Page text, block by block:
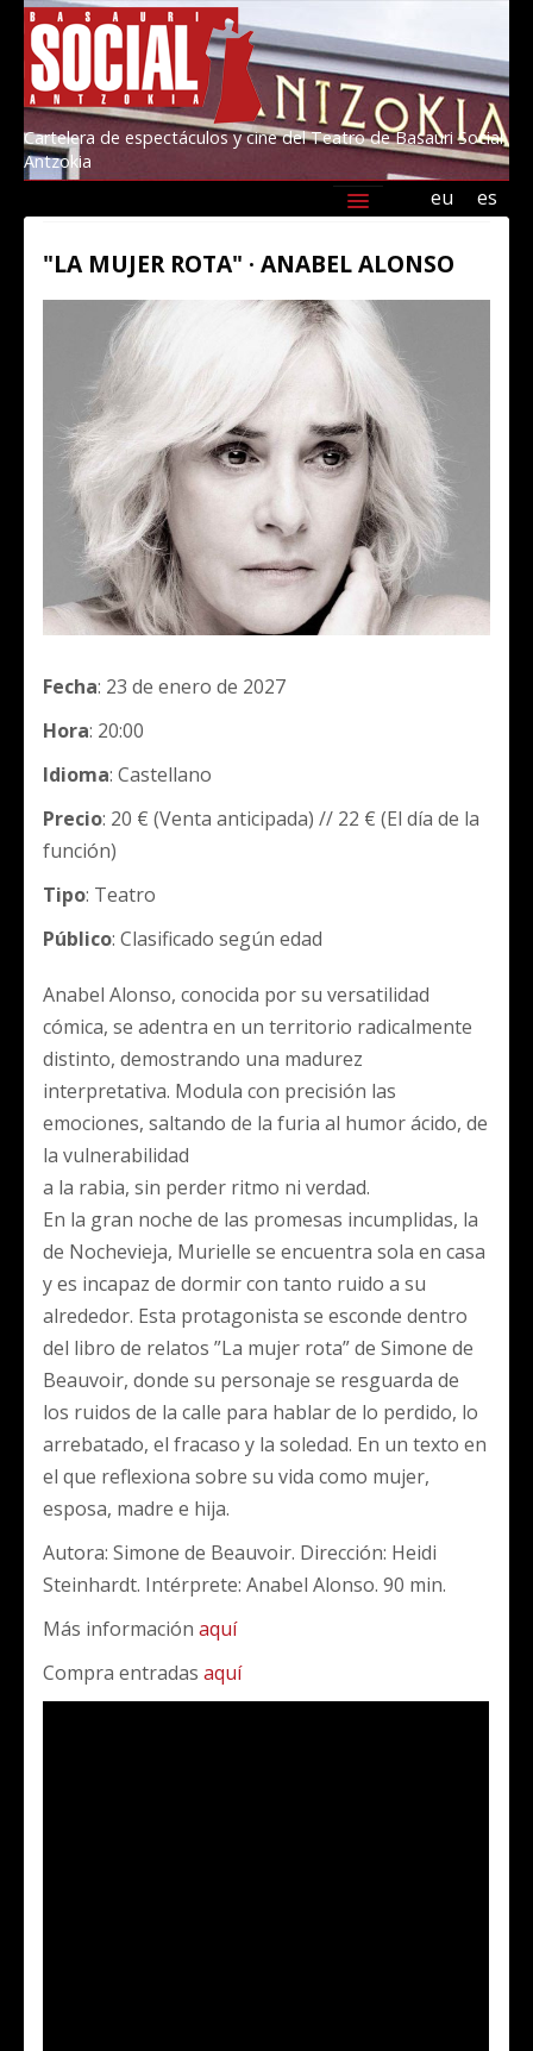
Cartelera de espectáculos y cine del Teatro de Basauri Social
Antzokia
es
eu
Amigos/as del Social 2026
"LA MUJER ROTA" · ANABEL ALONSO
Fecha: 23 de enero de 2027
Hora: 20:00
Idioma: Castellano
Precio: 20 € (Venta anticipada) // 22 € (El día de la
función)
Tipo: Teatro
Público: Clasificado según edad
Anabel Alonso, conocida por su versatilidad
cómica, se adentra en un territorio radicalmente
distinto, demostrando una madurez
interpretativa. Modula con precisión las
emociones, saltando de la furia al humor ácido, de
la vulnerabilidad
a la rabia, sin perder ritmo ni verdad.
En la gran noche de las promesas incumplidas, la
de Nochevieja, Murielle se encuentra sola en casa
y es incapaz de dormir con tanto ruido a su
alrededor. Esta protagonista se esconde dentro
del libro de relatos ”La mujer rota” de Simone de
Beauvoir, donde su personaje se resguarda de
los ruidos de la calle para hablar de lo perdido, lo
arrebatado, el fracaso y la soledad. En un texto en
el que reflexiona sobre su vida como mujer,
esposa, madre e hija.
Autora: Simone de Beauvoir. Dirección: Heidi
Steinhardt. Intérprete: Anabel Alonso. 90 min.
Más informaciónaquí
Compra entradas aquí